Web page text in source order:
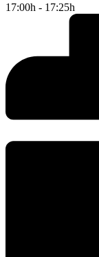
17:00h - 17:25h